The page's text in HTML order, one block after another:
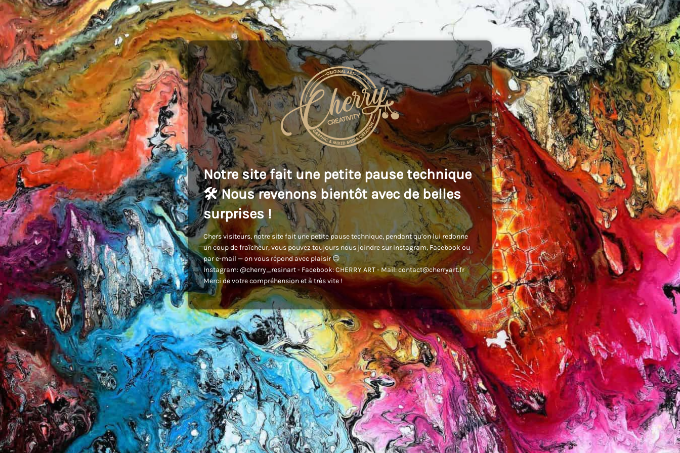
Notre site fait une petite pause technique
🛠️ Nous revenons bientôt avec de belles
surprises !
Chers visiteurs, notre site fait une petite pause technique, pendant qu’on lui redonne
un coup de fraîcheur, vous pouvez toujours nous joindre sur Instagram, Facebook ou
par e-mail — on vous répond avec plaisir 😉
Instagram: @cherry_resinart - Facebook: CHERRY ART - Mail: contact@cherryart.fr
Merci de votre compréhension et à très vite !